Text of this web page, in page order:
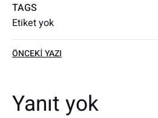
TAGS
Etiket yok
Yazı
dolaşımı
ÖNCEKI YAZI
Yanıt yok